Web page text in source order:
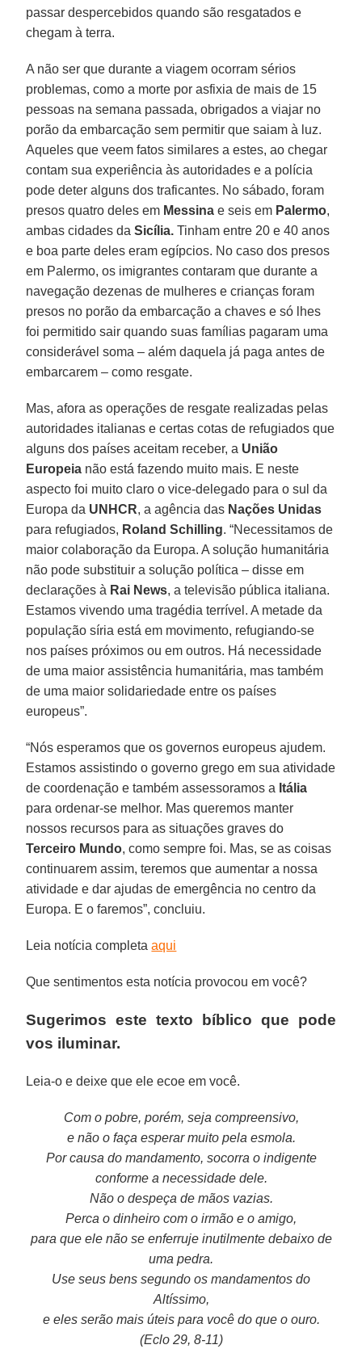
passar despercebidos quando são resgatados e
chegam à terra.
A não ser que durante a viagem ocorram sérios
problemas, como a morte por asfixia de mais de 15
pessoas na semana passada, obrigados a viajar no
porão da embarcação sem permitir que saiam à luz.
Aqueles que veem fatos similares a estes, ao chegar
contam sua experiência às autoridades e a polícia
pode deter alguns dos traficantes. No sábado, foram
presos quatro deles em Messina e seis em Palermo,
ambas cidades daSicília. Tinham entre 20 e 40 anos
e boa parte deles eram egípcios. No caso dos presos
em Palermo, os imigrantes contaram que durante a
navegação dezenas de mulheres e crianças foram
presos no porão da embarcação a chaves e só lhes
foi permitido sair quando suas famílias pagaram uma
considerável soma – além daquela já paga antes de
embarcarem – como resgate.
Mas, afora as operações de resgate realizadas pelas
autoridades italianas e certas cotas de refugiados que
alguns dos países aceitam receber, a União
Europeia não está fazendo muito mais. E neste
aspecto foi muito claro o vice-delegado para o sul da
Europa da UNHCR, a agência das Nações Unidas
para refugiados, Roland Schilling. “Necessitamos de
maior colaboração da Europa. A solução humanitária
não pode substituir a solução política – disse em
declarações à Rai News, a televisão pública italiana.
Estamos vivendo uma tragédia terrível. A metade da
população síria está em movimento, refugiando-se
nos países próximos ou em outros. Há necessidade
de uma maior assistência humanitária, mas também
de uma maior solidariedade entre os países
europeus”.
“Nós esperamos que os governos europeus ajudem.
Estamos assistindo o governo grego em sua atividade
de coordenação e também assessoramos a Itália
para ordenar-se melhor. Mas queremos manter
nossos recursos para as situações graves do
Terceiro Mundo, como sempre foi. Mas, se as coisas
continuarem assim, teremos que aumentar a nossa
atividade e dar ajudas de emergência no centro da
Europa. E o faremos”, concluiu.
Leia notícia completaaqui
Que sentimentos esta notícia provocou em você?
Sugerimos este texto bíblico que pode
vos iluminar.
Leia-o e deixe que ele ecoe em você.
Com o pobre, porém, seja compreensivo,
e não o faça esperar muito pela esmola.
Por causa do mandamento, socorra o indigente
conforme a necessidade dele.
Não o despeça de mãos vazias.
Perca o dinheiro com o irmão e o amigo,
para que ele não se enferruje inutilmente debaixo de
uma pedra.
Use seus bens segundo os mandamentos do
Altíssimo,
e eles serão mais úteis para você do que o ouro.
(Eclo 29, 8-11)